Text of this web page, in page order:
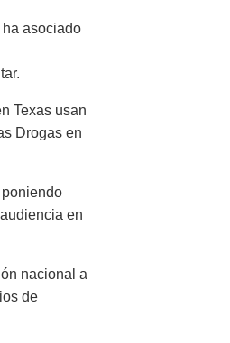
asociado
Texas usan
Drogas en
en
nacional a
de